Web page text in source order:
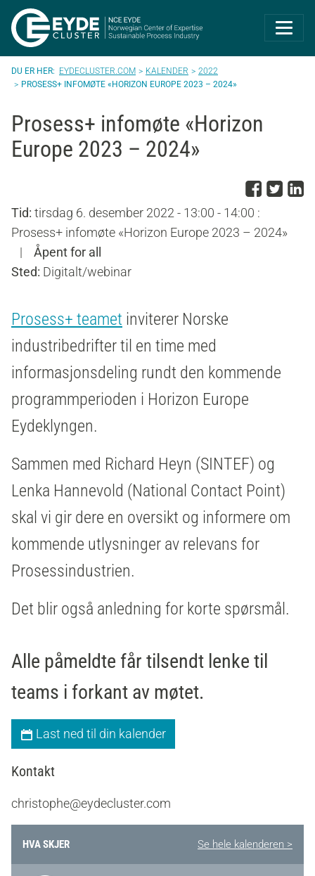
Eyde-Cluster |
EYDECLUSTER.COM KALENDER
2022
PROSESS+ INFOMØTE «HORIZON EUROPE 2023 – 2024»
Prosess+ infomøte «Horizon
Europe 2023 – 2024»
DelDel
Tid: tirsdag 6. desember 2022 - 13:00 - 14:00 :
Prosess+ infomøte «Horizon Europe 2023 – 2024»
|
Åpent for all
Sted: Digitalt/webinar
Prosess+ teamet inviterer Norske
industribedrifter til en time med
informasjonsdeling rundt den kommende
programmperioden i Horizon Europe
Eydeklyngen.
Sammen med Richard Heyn (SINTEF) og
Lenka Hannevold (National Contact Point)
skal vi gir dere en oversikt og informere om
kommende utlysninger av relevans for
Prosessindustrien.
Det blir også anledning for korte spørsmål.
Alle påmeldte får tilsendt lenke til
teams i forkant av møtet.
Last ned til din kalender
Kontakt
christophe@eydecluster.com
HVA SKJER Se hele kalenderen >